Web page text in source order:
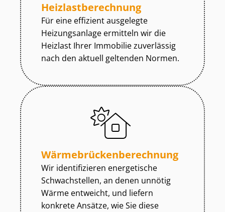
Heiz­last­be­rech­nung
Für eine effizient ausgelegte
Heizungsanlage ermitteln wir die
Heizlast Ihrer Immobilie zuverlässig
nach den aktuell geltenden Normen.
Wär­me­brü­cken­be­rech­nung
Wir identifizieren energetische
Schwachstellen, an denen unnötig
Wärme entweicht, und liefern
konkrete Ansätze, wie Sie diese